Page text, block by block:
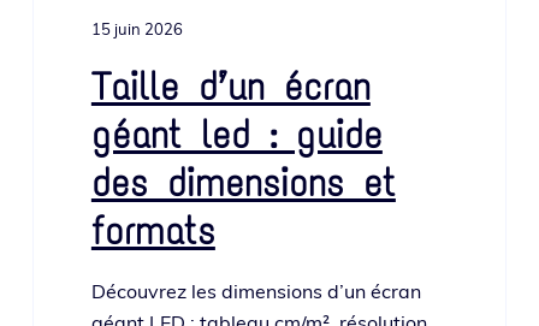
15 juin 2026
Taille d’un écran
géant led : guide
des dimensions et
formats
Découvrez les dimen­sions d’un écran